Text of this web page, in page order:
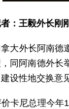
：王毅外长刚
大外长阿南德
同阿南德外长
设性地交换意
卡尼总理今年